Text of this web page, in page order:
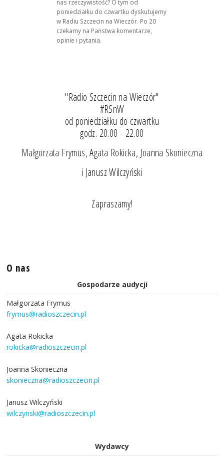
nas rzeczywistość? O tym od
poniedziałku do czwartku dyskutujemy
w Radiu Szczecin na Wieczór. Po 20
czekamy na Państwa komentarze,
opinie i pytania.
"Radio Szczecin na Wieczór"
#RSnW
od poniedziałku do czwartku
godz. 20.00 - 22.00
Małgorzata Frymus, Agata Rokicka, Joanna Skonieczna
i Janusz Wilczyński
Zapraszamy!
O nas
Gospodarze audycji
Małgorzata Frymus
frymus@radioszczecin.pl
Agata Rokicka
rokicka@radioszczecin.pl
Joanna Skonieczna
skonieczna@radioszczecin.pl
Janusz Wilczyński
wilczynski@radioszczecin.pl
Wydawcy